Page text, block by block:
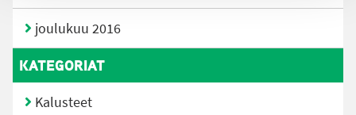
joulukuu 2016
KATEGORIAT
Kalusteet